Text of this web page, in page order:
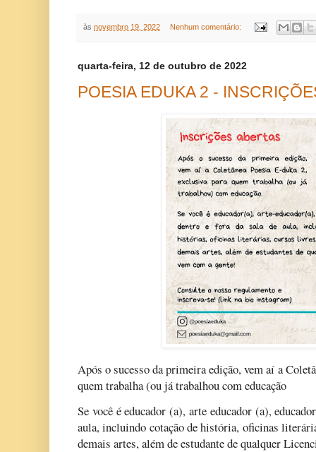
às novembro 19, 2022 Nenhum comentário:
quarta-feira, 12 de outubro de 2022
POESIA EDUKA 2 -
Após o sucesso da primeira edição, vem aí a
quem trabalha (ou já trabalhou com educação
Se você é educador (a), arte educador (a),
aula, incluindo cotação de história, oficinas
demais artes, além de estudante de qualquer